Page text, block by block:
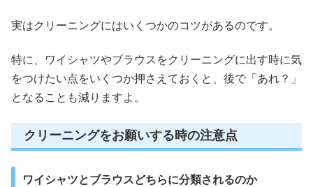
実はクリーニングにはいくつかのコツがあるのです。
特に、ワイシャツやブラウスをクリーニングに出す時に気
をつけたい点をいくつか押さえておくと、後で「あれ？」
となることも減りますよ。
クリーニングをお願いする時の注意点
ワイシャツとブラウスどちらに分類されるのか